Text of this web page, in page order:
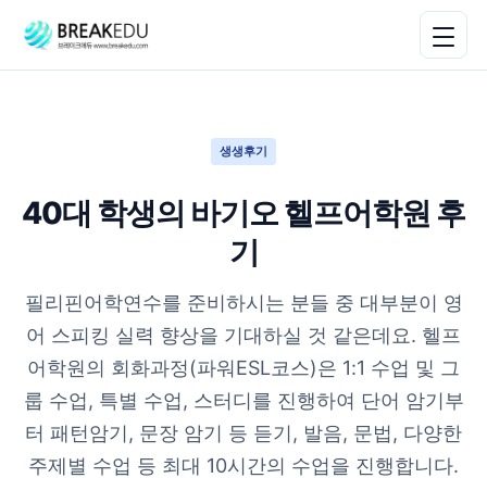
생생후기
40대 학생의 바기오 헬프어학원 후
기
필리핀어학연수를 준비하시는 분들 중 대부분이 영
어 스피킹 실력 향상을 기대하실 것 같은데요. 헬프
어학원의 회화과정(파워ESL코스)은 1:1 수업 및 그
룹 수업, 특별 수업, 스터디를 진행하여 단어 암기부
터 패턴암기, 문장 암기 등 듣기, 발음, 문법, 다양한
주제별 수업 등 최대 10시간의 수업을 진행합니다.